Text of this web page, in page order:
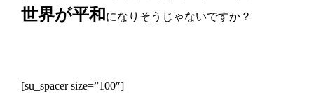
世界が平和 になりそうじゃないですか？
[su_spacer size=”100″]